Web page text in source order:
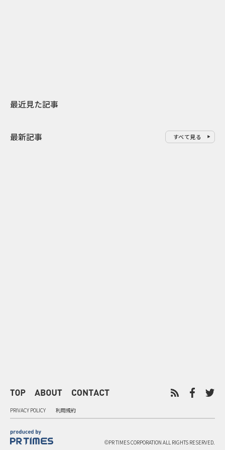
最近見た記事
最新記事 すべて見る
PRIVACY POLICY 利用規約
©PR TIMES CORPORATION ALL RIGHTS RESERVED.